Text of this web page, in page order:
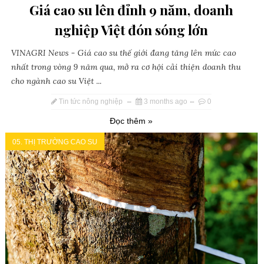
Giá cao su lên đỉnh 9 năm, doanh
nghiệp Việt đón sóng lớn
VINAGRI News - Giá cao su thế giới đang tăng lên mức cao
nhất trong vòng 9 năm qua, mở ra cơ hội cải thiện doanh thu
cho ngành cao su Việt ...
Tin tức nông nghiệp 3 months ago 0
Đọc thêm »
05. THỊ TRƯỜNG CAO SU